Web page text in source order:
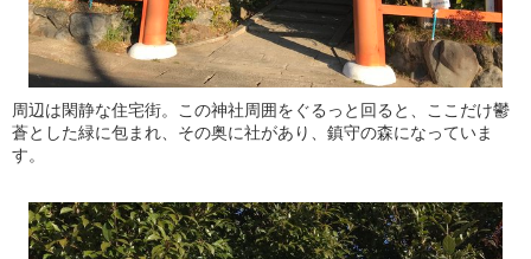
周辺は閑静な住宅街。この神社周囲をぐるっと回ると、ここだけ鬱
蒼とした緑に包まれ、その奥に社があり、鎮守の森になっていま
す。